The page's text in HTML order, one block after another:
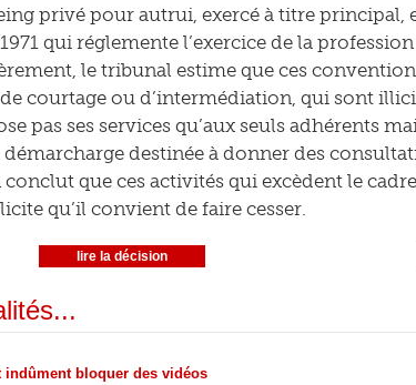
privé pour autrui, exercé à titre principal,
qui réglemente l’exercice de la
le tribunal estime que ces
courtage ou d’intermédiation, qui sont
pas ses services qu’aux seuls adhérents
destinée à donner des
que ces activités qui excèdent le
qu’il convient de faire cesser.
lire la décision
indûment bloquer des vidéos